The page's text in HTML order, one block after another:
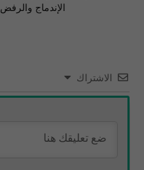
الإندماج والرفض
الاشتراك